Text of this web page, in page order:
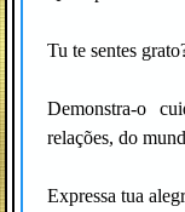
Tu te sentes
Demonstra-o
relações, do
Expressa tua